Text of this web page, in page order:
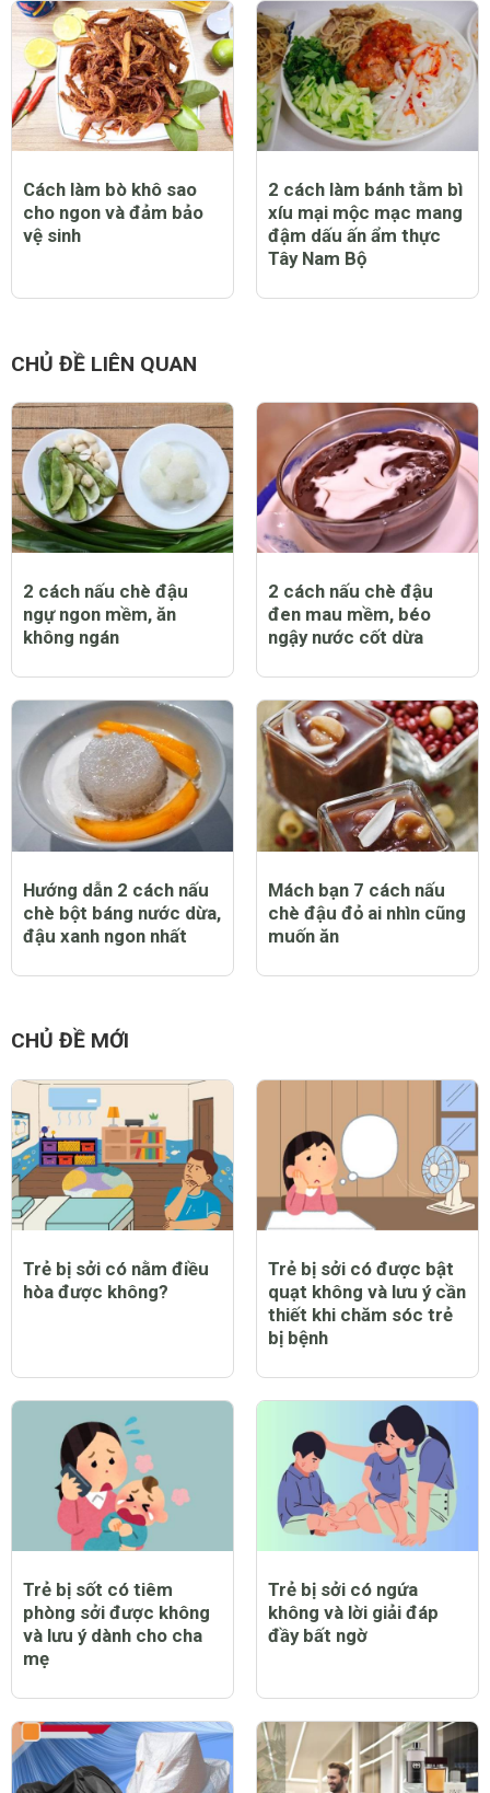
Cách làm bò khô sao
cho ngon và đảm bảo
vệ sinh
2 cách làm bánh tằm bì
xíu mại mộc mạc mang
đậm dấu ấn ẩm thực
Tây Nam Bộ
CHỦ ĐỀ LIÊN QUAN
2 cách nấu chè đậu
ngự ngon mềm, ăn
không ngán
2 cách nấu chè đậu
đen mau mềm, béo
ngậy nước cốt dừa
Hướng dẫn 2 cách nấu
chè bột báng nước dừa,
đậu xanh ngon nhất
Mách bạn 7 cách nấu
chè đậu đỏ ai nhìn cũng
muốn ăn
CHỦ ĐỀ MỚI
Trẻ bị sởi có nằm điều
hòa được không?
Trẻ bị sởi có được bật
quạt không và lưu ý cần
thiết khi chăm sóc trẻ
bị bệnh
Trẻ bị sốt có tiêm
phòng sởi được không
và lưu ý dành cho cha
mẹ
Trẻ bị sởi có ngứa
không và lời giải đáp
đầy bất ngờ